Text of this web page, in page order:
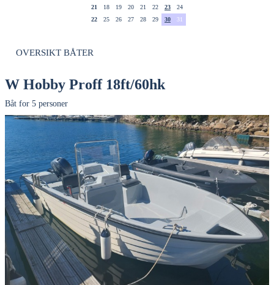
21
18 19 20 21 22 23
24
22
25 26 27 28 29 30 31
OVERSIKT BÅTER
W Hobby Proff 18ft/60hk
Båt for 5 personer